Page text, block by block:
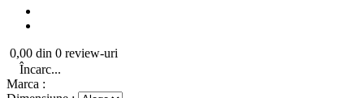
0,00 din 0 review-uri
Încarc...
Marca :